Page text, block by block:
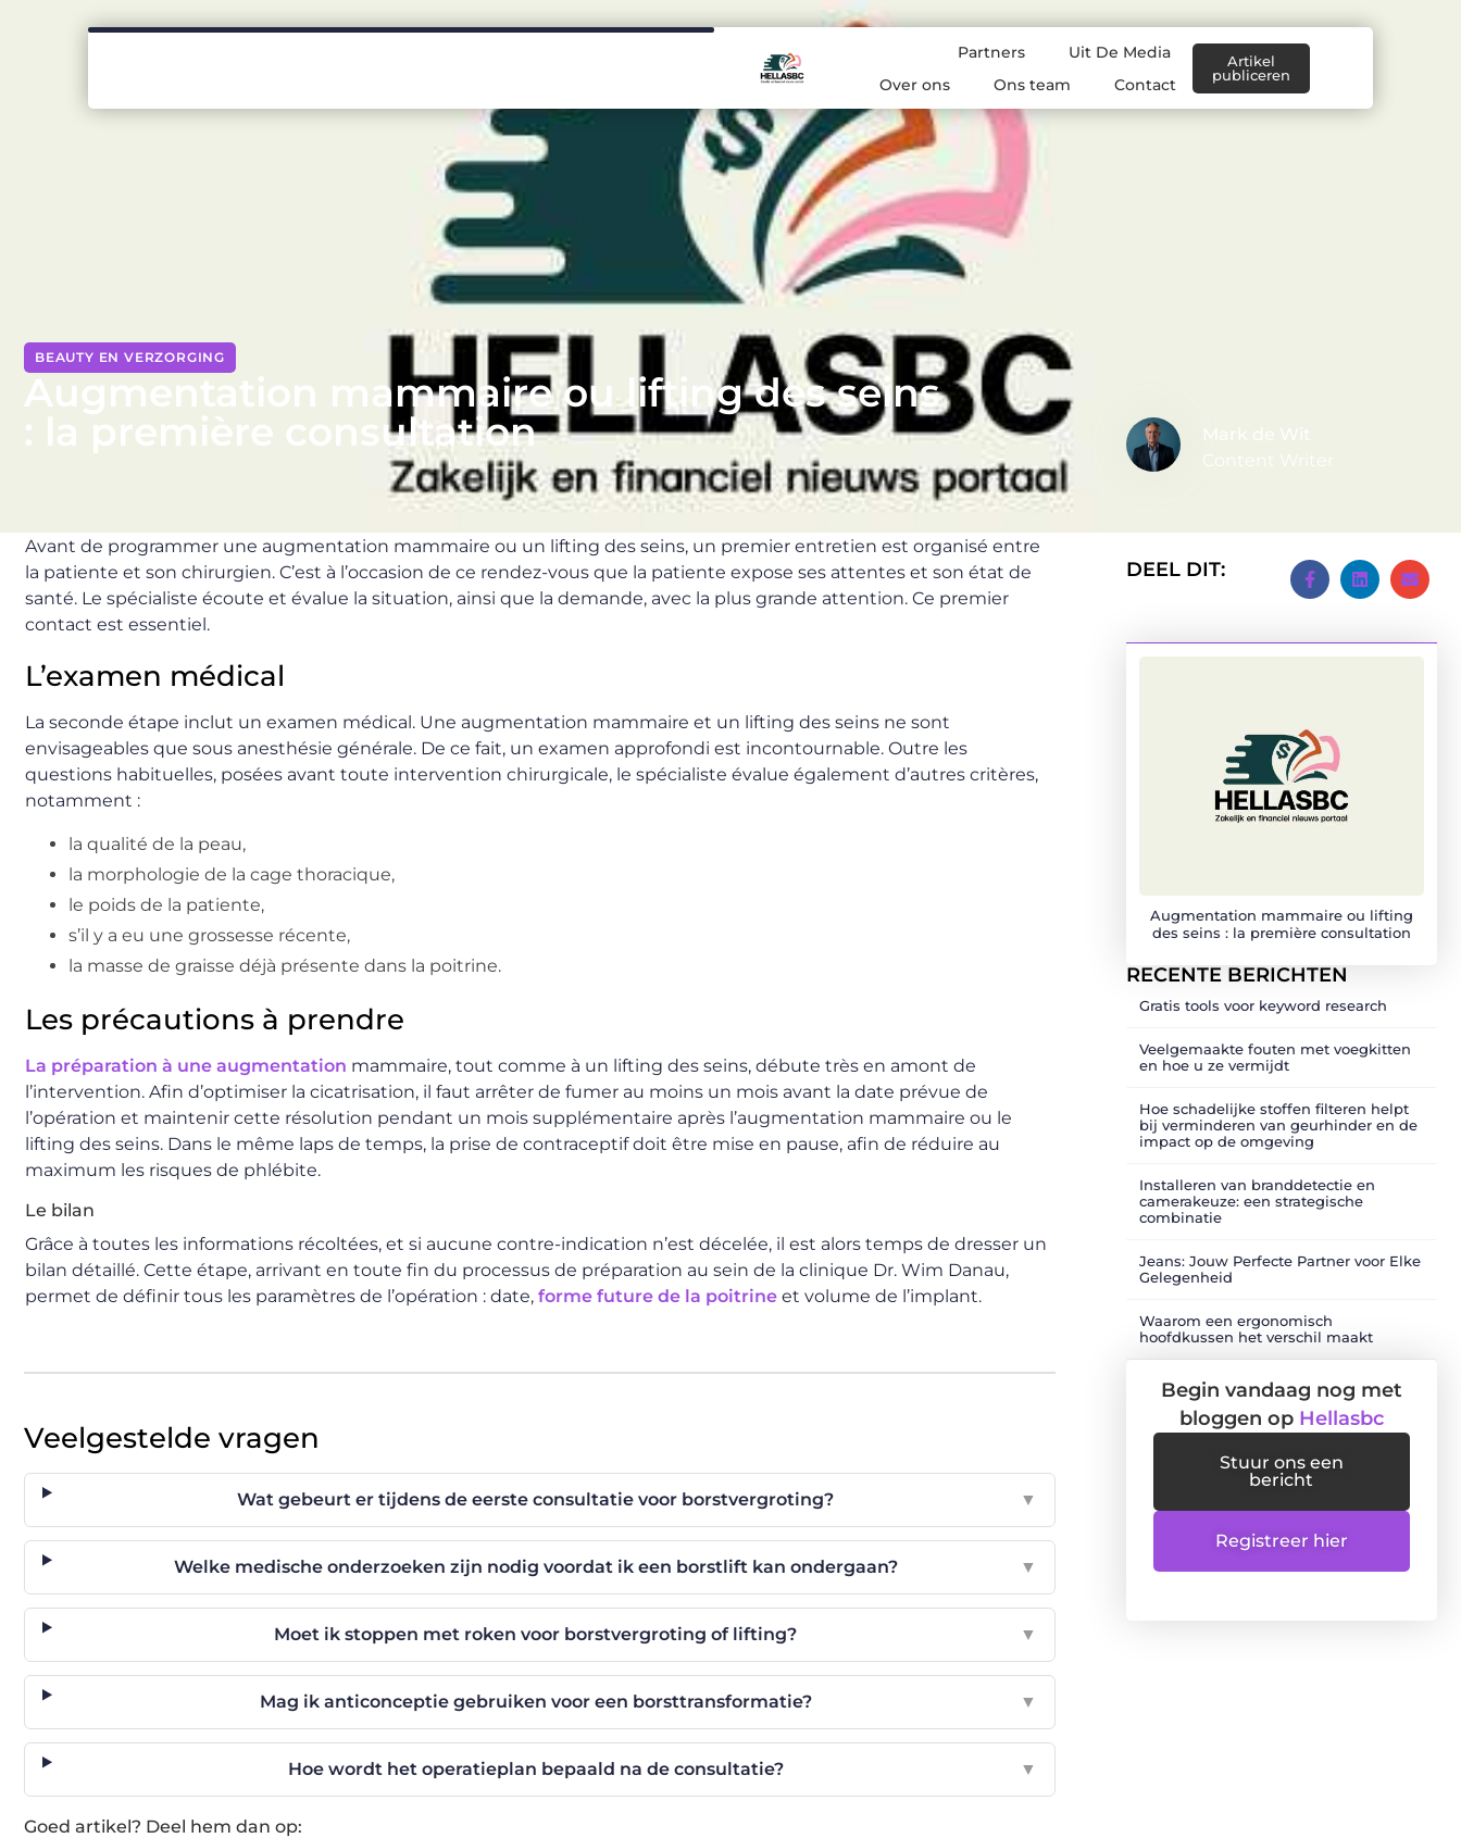
Partners
Uit De Media
Over ons
Ons team Contact
Artikel
publiceren
BEAUTY EN VERZORGING
Augmentation mammaire ou lifting des seins
: la première consultation
Mark de Wit
Content Writer
Avant de programmer une augmentation mammaire ou un lifting des seins, un premier entretien est organisé entre
la patiente et son chirurgien. C’est à l’occasion de ce rendez-vous que la patiente expose ses attentes et son état de
santé. Le spécialiste écoute et évalue la situation, ainsi que la demande, avec la plus grande attention. Ce premier
contact est essentiel.
L’examen médical
La seconde étape inclut un examen médical. Une augmentation mammaire et un lifting des seins ne sont
envisageables que sous anesthésie générale. De ce fait, un examen approfondi est incontournable. Outre les
questions habituelles, posées avant toute intervention chirurgicale, le spécialiste évalue également d’autres critères,
notamment :
la qualité de la peau,
la morphologie de la cage thoracique,
le poids de la patiente,
s’il y a eu une grossesse récente,
la masse de graisse déjà présente dans la poitrine.
Les précautions à prendre
La préparation à une augmentation mammaire, tout comme à un lifting des seins, débute très en amont de
l’intervention. Afin d’optimiser la cicatrisation, il faut arrêter de fumer au moins un mois avant la date prévue de
l’opération et maintenir cette résolution pendant un mois supplémentaire après l’augmentation mammaire ou le
lifting des seins. Dans le même laps de temps, la prise de contraceptif doit être mise en pause, afin de réduire au
maximum les risques de phlébite.
Le bilan
Grâce à toutes les informations récoltées, et si aucune contre-indication n’est décelée, il est alors temps de dresser un
bilan détaillé. Cette étape, arrivant en toute fin du processus de préparation au sein de la clinique Dr. Wim Danau,
permet de définir tous les paramètres de l’opération : date, forme future de la poitrine et volume de l’implant.
Veelgestelde vragen
Wat gebeurt er tijdens de eerste consultatie voor borstvergroting? ▼
Welke medische onderzoeken zijn nodig voordat ik een borstlift kan ondergaan? ▼
Moet ik stoppen met roken voor borstvergroting of lifting? ▼
Mag ik anticonceptie gebruiken voor een borsttransformatie? ▼
Hoe wordt het operatieplan bepaald na de consultatie? ▼
Goed artikel? Deel hem dan op:
DEEL DIT:
Augmentation mammaire ou lifting
des seins : la première consultation
RECENTE BERICHTEN
Gratis tools voor keyword research
Veelgemaakte fouten met voegkitten
en hoe u ze vermijdt
Hoe schadelijke stoffen filteren helpt
bij verminderen van geurhinder en de
impact op de omgeving
Installeren van branddetectie en
camerakeuze: een strategische
combinatie
Jeans: Jouw Perfecte Partner voor Elke
Gelegenheid
Waarom een ergonomisch
hoofdkussen het verschil maakt
Begin vandaag nog met
bloggen op Hellasbc
Stuur ons een
bericht
Registreer hier